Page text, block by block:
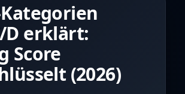
D erklärt:
Score
(2026)